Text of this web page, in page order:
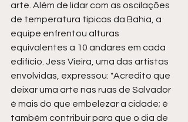
arte. Além de lidar com as oscilações
de temperatura típicas da Bahia, a
equipe enfrentou alturas
equivalentes a 10 andares em cada
edifício. Jess Vieira, uma das artistas
envolvidas, expressou: "Acredito que
deixar uma arte nas ruas de Salvador
é mais do que embelezar a cidade; é
também contribuir para que o dia de